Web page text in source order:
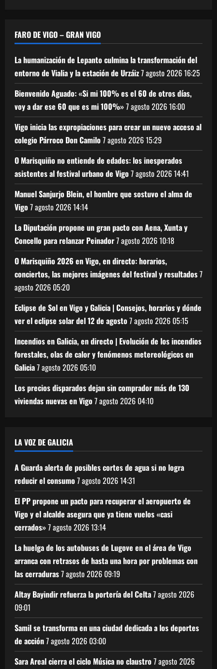
FARO DE VIGO – GRAN VIGO
La humanización de Lepanto culmina la transformación del
entorno de Vialia y la estación de Urzáiz7 agosto 202616:25
Bienvenido Aguado: «Si mi 100% es el 60 de otros días,
voy a dar ese 60 que es mi 100%»7 agosto 202616:00
Vigo inicia las expropiaciones para crear un nuevo acceso al
colegio Párroco Don Camilo7 agosto 202615:29
O Marisquiño no entiende de edades: los inesperados
asistentes al festival urbano de Vigo7 agosto 202614:41
Manuel Sanjurjo Blein, el hombre que sostuvo el alma de
Vigo7 agosto 202614:14
La Diputación propone un gran pacto con Aena, Xunta y
Concello para relanzar Peinador7 agosto 202610:18
O Marisquiño 2026 en Vigo, en directo: horarios,
conciertos, las mejores imágenes del festival y resultados7
agosto 2026 05:20
Eclipse de Sol en Vigo y Galicia | Consejos, horarios y dónde
ver el eclipse solar del 12 de agosto7 agosto 2026 05:15
Incendios en Galicia, en directo | Evolución de los incendios
forestales, olas de calor y fenómenos metereológicos en
Galicia7 agosto 2026 05:10
Los precios disparados dejan sin comprador más de 130
viviendas nuevas en Vigo7 agosto 2026 04:10
LA VOZ DE GALICIA
A Guarda alerta de posibles cortes de agua si no logra
reducir el consumo7 agosto 202614:31
El PP propone un pacto para recuperar el aeropuerto de
Vigo y el alcalde asegura que ya tiene vuelos «casi
cerrados»7 agosto 202613:14
La huelga de los autobuses de Lugove en el área de Vigo
arranca con retrasos de hasta una hora por problemas con
las cerraduras7 agosto 2026 09:19
Altay Bayindir refuerza la portería del Celta7 agosto 2026
09:01
Samil se transforma en una ciudad dedicada a los deportes
de acción7 agosto 2026 03:00
Sara Areal cierra el ciclo Música no claustro7 agosto 2026